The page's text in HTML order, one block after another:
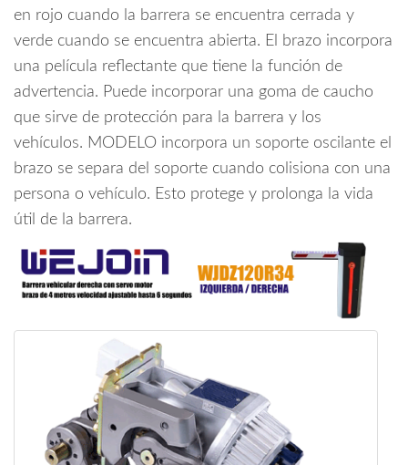
en rojo cuando la barrera se encuentra cerrada y
verde cuando se encuentra abierta. El brazo incorpora
una película reflectante que tiene la función de
advertencia. Puede incorporar una goma de caucho
que sirve de protección para la barrera y los
vehículos. MODELO incorpora un soporte oscilante el
brazo se separa del soporte cuando colisiona con una
persona o vehículo. Esto protege y prolonga la vida
útil de la barrera.